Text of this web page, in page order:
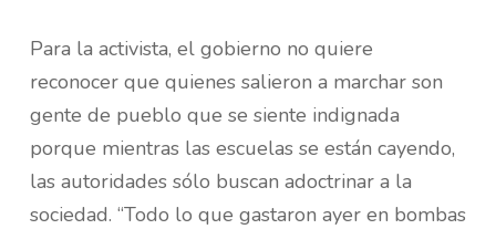
Para la activista, el gobierno no quiere
reconocer que quienes salieron a marchar son
gente de pueblo que se siente indignada
porque mientras las escuelas se están cayendo,
las autoridades sólo buscan adoctrinar a la
sociedad. “Todo lo que gastaron ayer en bombas